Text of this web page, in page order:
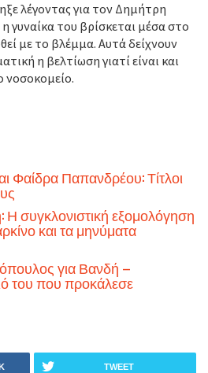
λέγοντας για τον Δημήτρη
γυναίκα του βρίσκεται μέσα στο
με το βλέμμα. Αυτά δείχνουν
η βελτίωση γιατί είναι και
Φαίδρα Παπανδρέου: Τίτλοι
συγκλονιστική εξομολόγηση
και τα μηνύματα
για Βανδή –
του που προκάλεσε
TWEET